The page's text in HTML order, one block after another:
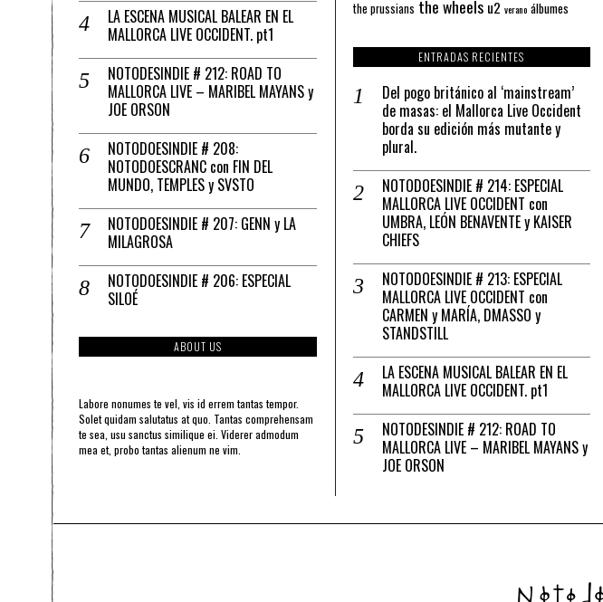
LA ESCENA MUSICAL BALEAR EN EL
MALLORCA LIVE OCCIDENT. pt1
NOTODESINDIE # 212: ROAD TO
MALLORCA LIVE – MARIBEL MAYANS y
JOE ORSON
NOTODOESINDIE # 208:
NOTODOESCRANC con FIN DEL
MUNDO, TEMPLES y SVSTO
NOTODOESINDIE # 207: GENN y LA
MILAGROSA
NOTODOESINDIE # 206: ESPECIAL
SILOÉ
ABOUT US
Labore nonumes te vel, vis id errem tantas tempor.
Solet quidam salutatus at quo. Tantas comprehensam
te sea, usu sanctus similique ei. Viderer admodum
mea et, probo tantas alienum ne vim.
the prussians the wheels u2 verano álbumes
ENTRADAS RECIENTES
Del pogo británico al ‘mainstream’
de masas: el Mallorca Live Occident
borda su edición más mutante y
plural.
NOTODOESINDIE # 214: ESPECIAL
MALLORCA LIVE OCCIDENT con
UMBRA, LEÓN BENAVENTE y KAISER
CHIEFS
NOTODOESINDIE # 213: ESPECIAL
MALLORCA LIVE OCCIDENT con
CARMEN y MARÍA, DMASSO y
STANDSTILL
LA ESCENA MUSICAL BALEAR EN EL
MALLORCA LIVE OCCIDENT. pt1
NOTODESINDIE # 212: ROAD TO
MALLORCA LIVE – MARIBEL MAYANS y
JOE ORSON